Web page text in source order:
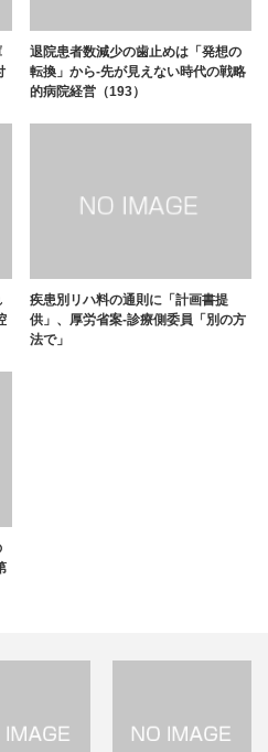
退院患者数減少の歯止めは「発想の
転換」から-先が見えない時代の戦略
的病院経営（193）
疾患別リハ料の通則に「計画書提
供」、厚労省案-診療側委員「別の方
法で」